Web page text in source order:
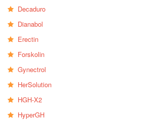
Decaduro
Dianabol
Erectin
Forskolin
Gynectrol
HerSolution
HGH-X2
HyperGH